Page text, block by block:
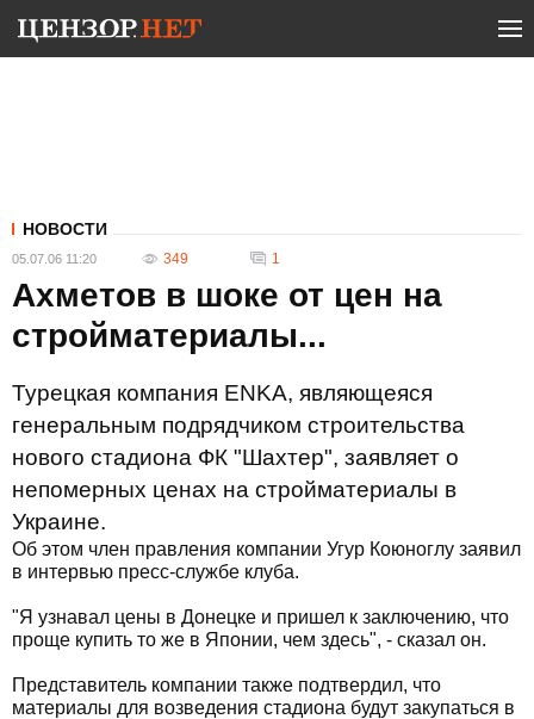
НОВОСТИ
05.07.06 11:20 349 1
Ахметов в шоке от цен на
стройматериалы...
Турецкая компания ENKA, являющеяся
генеральным подрядчиком строительства
нового стадиона ФК "Шахтер", заявляет о
непомерных ценах на стройматериалы в
Украине.
Об этом член правления компании Угур Коюноглу заявил
в интервью пресс-службе клуба.
"Я узнавал цены в Донецке и пришел к заключению, что
проще купить то же в Японии, чем здесь", - сказал он.
Представитель компании также подтвердил, что
материалы для возведения стадиона будут закупаться в